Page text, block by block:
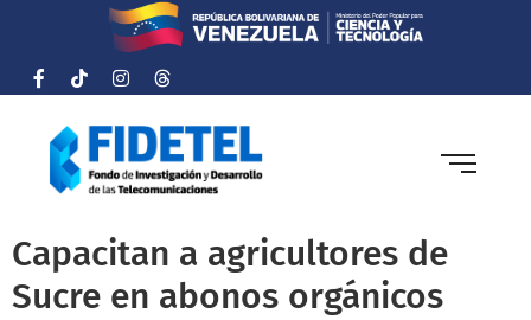
Capacitan a agricultores de
Sucre en abonos orgánicos